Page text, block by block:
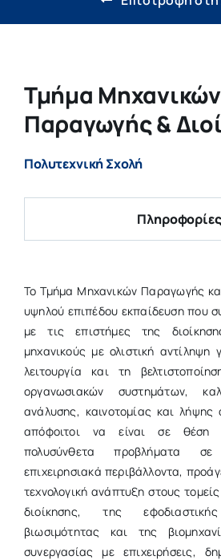
Έρευνα & Καινοτομία
Νέα
Επιτροπές
Τμήμα Μηχανικών
Παραγωγής &
Πολυτεχνική Σχολή
Πληροφορίες
Το Τμήμα Μηχανικών Παραγωγής
υψηλού επιπέδου εκπαίδευση που
με τις επιστήμες της
μηχανικούς με ολιστική αντίληψη
λειτουργία και τη
οργανωσιακών συστημάτων,
ανάλυσης, καινοτομίας και
απόφοιτοι να είναι σε θέση
πολυσύνθετα προβλήματα σε
επιχειρησιακά περιβάλλοντα,
τεχνολογική ανάπτυξη στους
διοίκησης, της
βιωσιμότητας και της
συνεργασίας με επιχειρήσεις,